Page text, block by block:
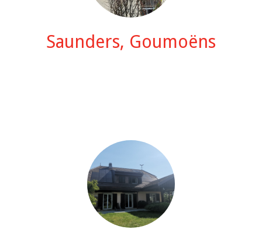
Saunders, Goumoëns